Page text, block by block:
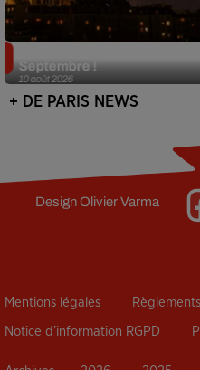
10 août 2026
Septembre !
+ DE PARIS NEWS
DesignOlivier Varma
Mentions légales
Notice d’information RGPD